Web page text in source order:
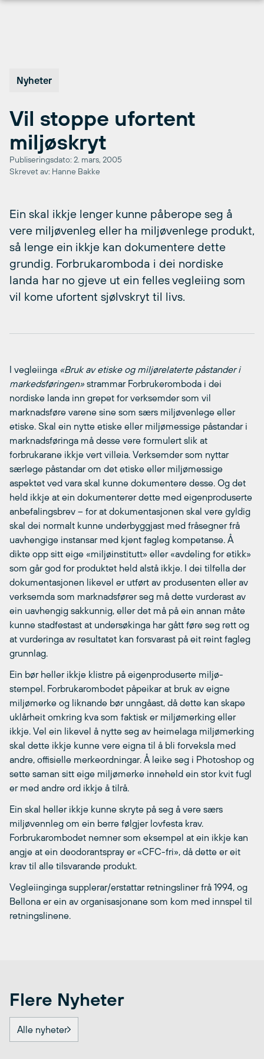
Nyheter
Vil stoppe ufortent
miljøskryt
Publiseringsdato: 2. mars, 2005
Skrevet av: Hanne Bakke
Ein skal ikkje lenger kunne påberope seg å
vere miljøvenleg eller ha miljøvenlege produkt,
så lenge ein ikkje kan dokumentere dette
grundig. Forbrukaromboda i dei nordiske
landa har no gjeve ut ein felles vegleiing som
vil kome ufortent sjølvskryt til livs.
I vegleiinga «Bruk av etiske og miljørelaterte påstander i
markedsføringen» strammar Forbrukeromboda i dei
nordiske landa inn grepet for verksemder som vil
marknadsføre varene sine som særs miljøvenlege eller
etiske. Skal ein nytte etiske eller miljømessige påstandar i
marknadsføringa må desse vere formulert slik at
forbrukarane ikkje vert villeia. Verksemder som nyttar
særlege påstandar om det etiske eller miljømessige
aspektet ved vara skal kunne dokumentere desse. Og det
held ikkje at ein dokumenterer dette med eigenproduserte
anbefalingsbrev – for at dokumentasjonen skal vere gyldig
skal dei normalt kunne underbyggjast med fråsegner frå
uavhengige instansar med kjent fagleg kompetanse. Å
dikte opp sitt eige «miljøinstitutt» eller «avdeling for etikk»
som går god for produktet held alstå ikkje. I dei tilfella der
dokumentasjonen likevel er utført av produsenten eller av
verksemda som marknadsfører seg må dette vurderast av
ein uavhengig sakkunnig, eller det må på ein annan måte
kunne stadfestast at undersøkinga har gått føre seg rett og
at vurderinga av resultatet kan forsvarast på eit reint fagleg
grunnlag.
Ein bør heller ikkje klistre på eigenproduserte miljø-
stempel. Forbrukarombodet påpeikar at bruk av eigne
miljømerke og liknande bør unngåast, då dette kan skape
uklårheit omkring kva som faktisk er miljømerking eller
ikkje. Vel ein likevel å nytte seg av heimelaga miljømerking
skal dette ikkje kunne vere eigna til å bli forveksla med
andre, offisielle merkeordningar. Å leike seg i Photoshop og
sette saman sitt eige miljømerke inneheld ein stor kvit fugl
er med andre ord ikkje å tilrå.
Ein skal heller ikkje kunne skryte på seg å vere særs
miljøvennleg om ein berre følgjer lovfesta krav.
Forbrukarombodet nemner som eksempel at ein ikkje kan
angje at ein deodorantspray er «CFC-fri», då dette er eit
krav til alle tilsvarande produkt.
Vegleiinginga supplerar/erstattar retningsliner frå 1994, og
Bellona er ein av organisasjonane som kom med innspel til
retningslinene.
Flere Nyheter
Alle nyheter